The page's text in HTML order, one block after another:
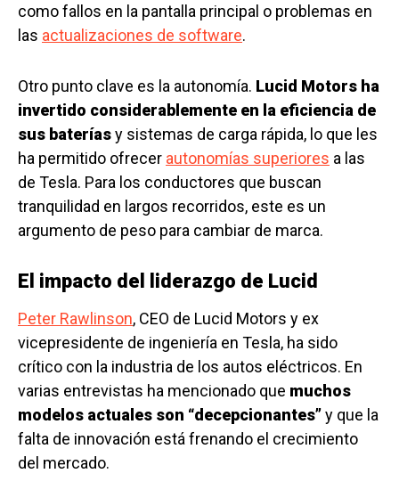
como fallos en la pantalla principal o problemas en
las actualizaciones de software.
Otro punto clave es la autonomía. Lucid Motors ha
invertido considerablemente en la eficiencia de
sus bateríasy sistemas de carga rápida, lo que les
ha permitido ofrecer autonomías superiores a las
de Tesla. Para los conductores que buscan
tranquilidad en largos recorridos, este es un
argumento de peso para cambiar de marca.
El impacto del liderazgo de Lucid
Peter Rawlinson, CEO de Lucid Motors y ex
vicepresidente de ingeniería en Tesla, ha sido
crítico con la industria de los autos eléctricos. En
varias entrevistas ha mencionado que muchos
modelos actuales son “decepcionantes”y que la
falta de innovación está frenando el crecimiento
del mercado.